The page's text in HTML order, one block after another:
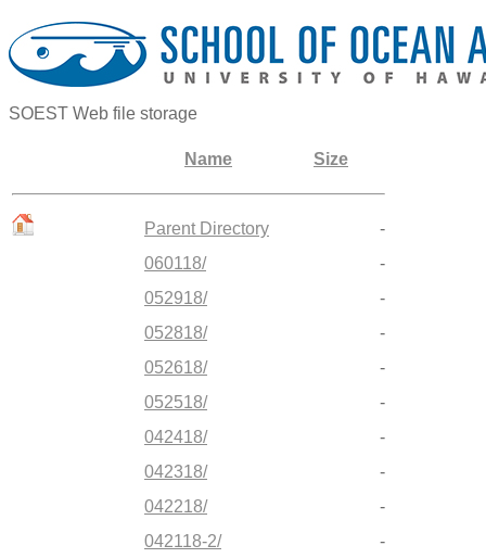
SOEST Web file storage
Name Size
Parent Directory
-
060118/
-
052918/
-
052818/
-
052618/
-
052518/
-
042418/
-
042318/
-
042218/
-
042118-2/
-